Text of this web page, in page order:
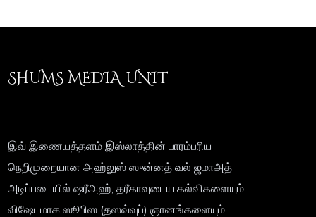
SHUMS MEDIA UNIT
இவ் இணையத்தளம் இஸ்லாத்தின் பாரம்பரிய
நெறிமுறையான அஹ்லுஸ் ஸுன்னத் வல் ஜமாஅத்
அடிப்படையில் ஷரீஅஹ், தரீகாவுடைய கல்விகளையும்
விஷேடமாக ஸூபிஸ (தஸவ்வுப்) ஞானங்களையும்